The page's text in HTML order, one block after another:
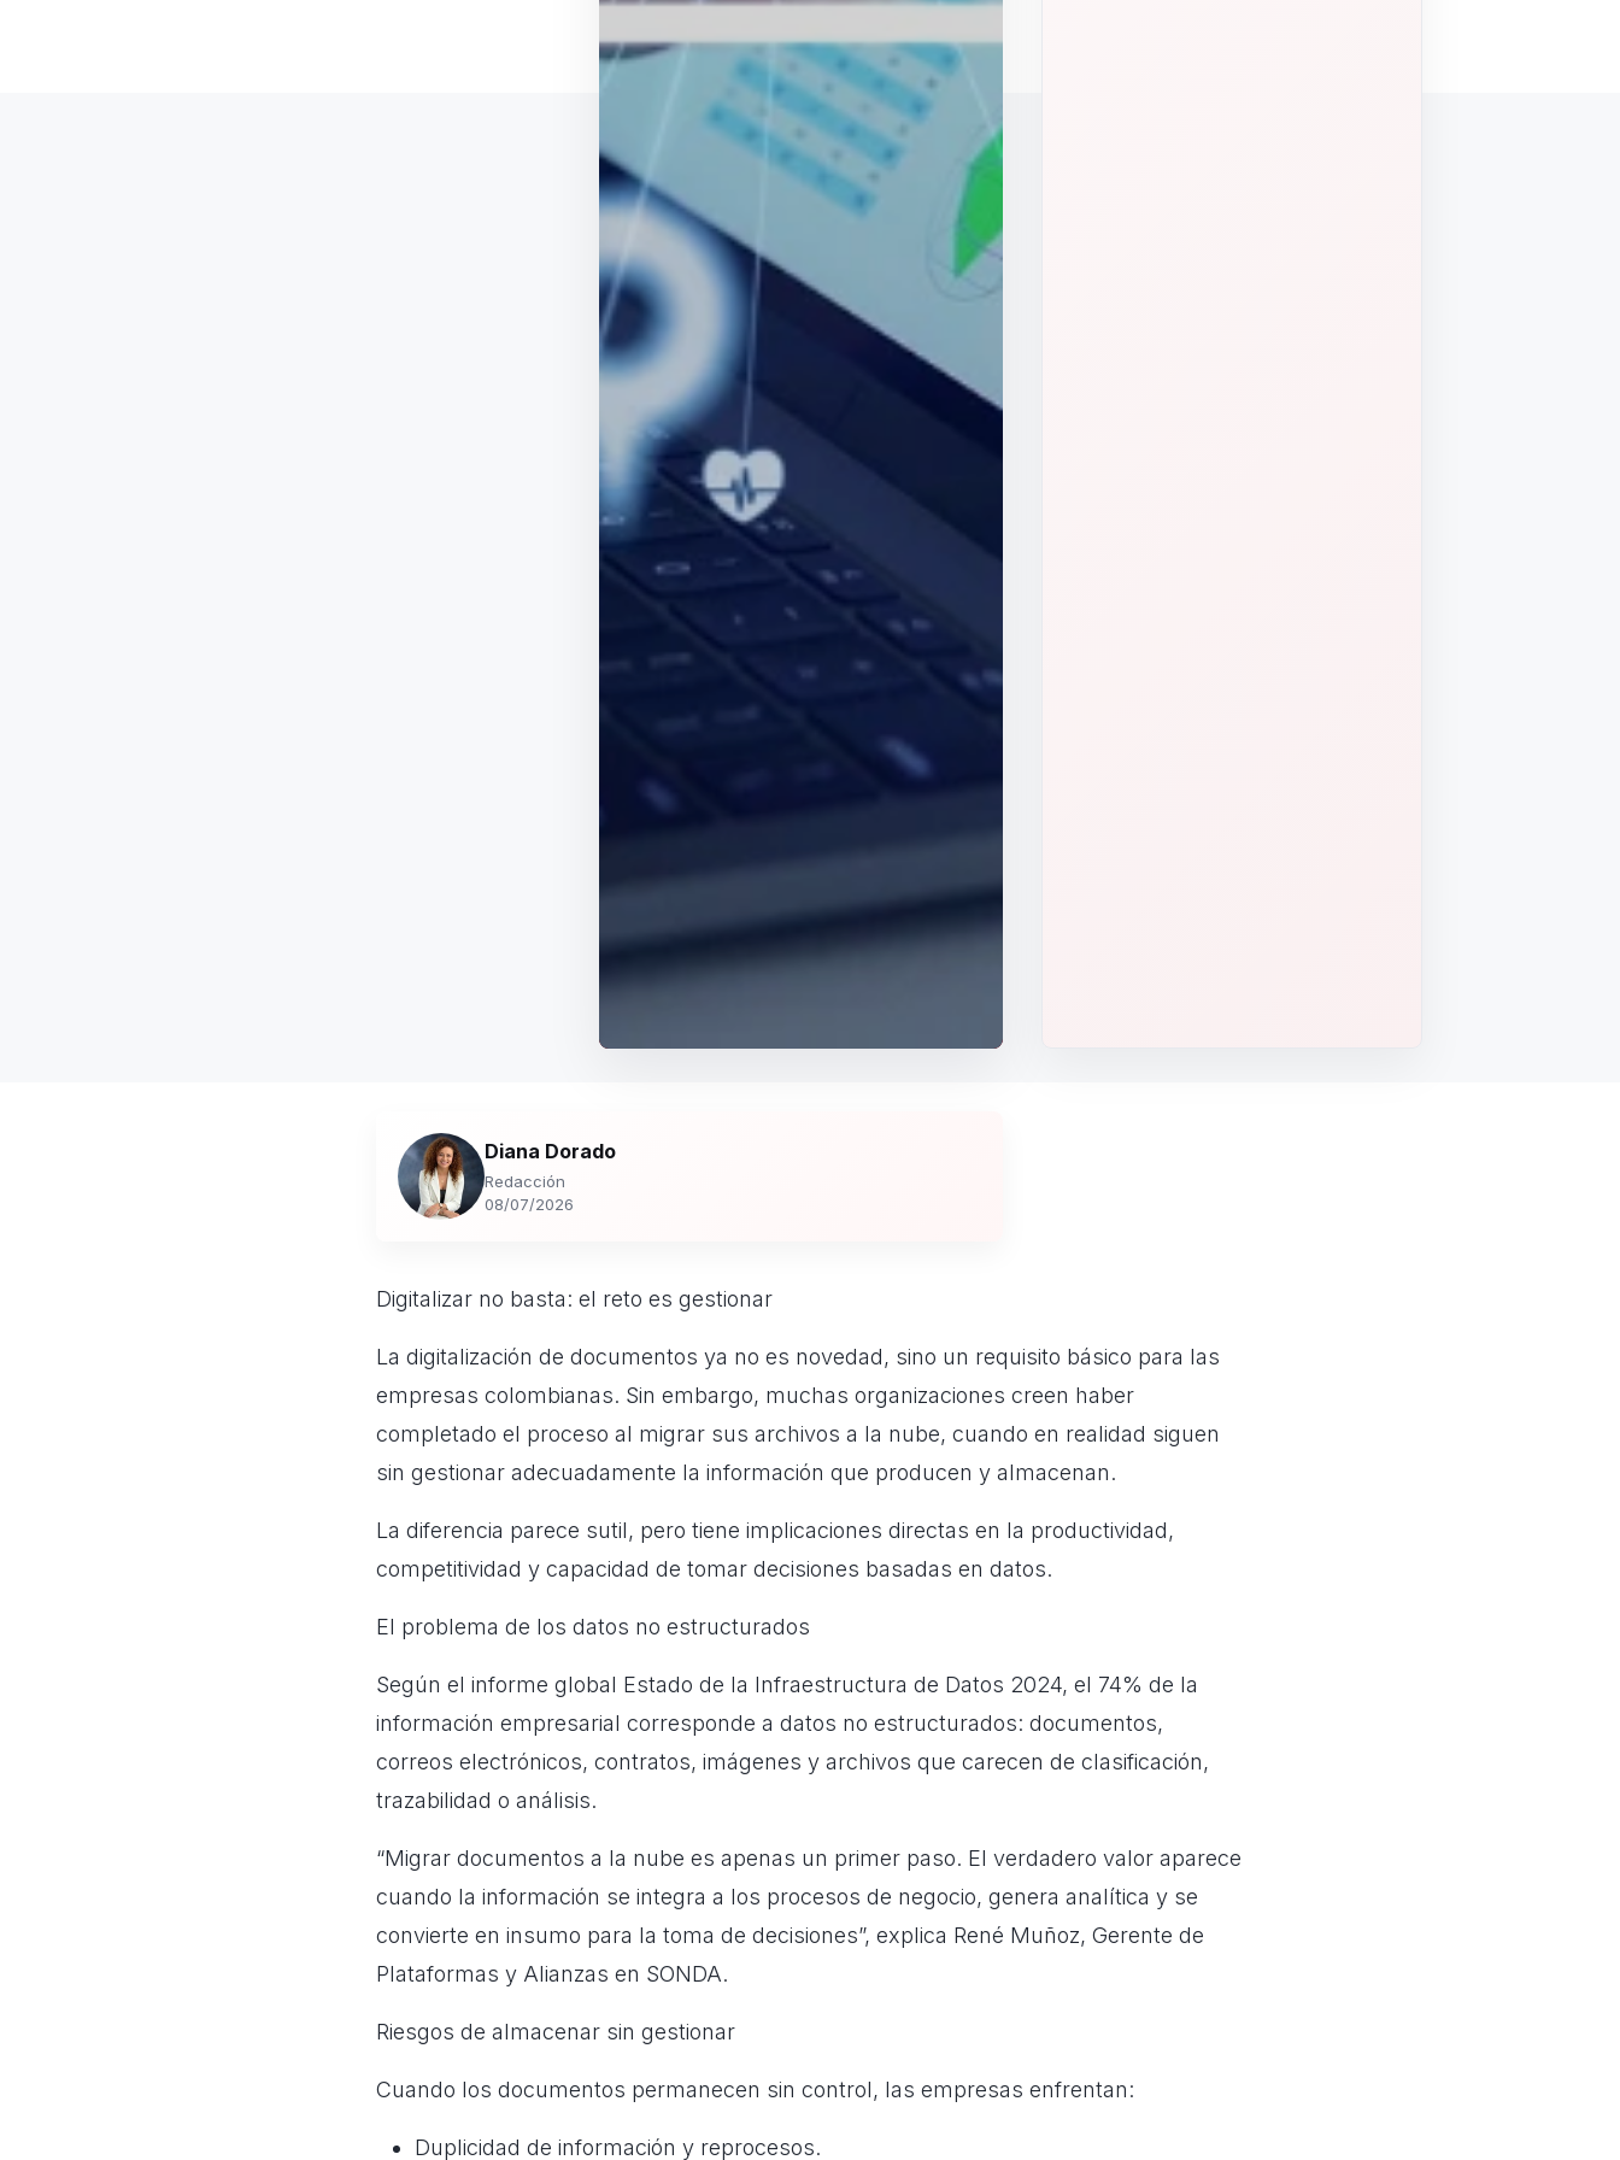
Diana Dorado
Redacción
08/07/2026
Digitalizar no basta: el reto es gestionar
La digitalización de documentos ya no es novedad, sino un requisito básico para las
empresas colombianas. Sin embargo, muchas organizaciones creen haber
completado el proceso al migrar sus archivos a la nube, cuando en realidad siguen
sin gestionar adecuadamente la información que producen y almacenan.
La diferencia parece sutil, pero tiene implicaciones directas en la productividad,
competitividad y capacidad de tomar decisiones basadas en datos.
El problema de los datos no estructurados
Según el informe global Estado de la Infraestructura de Datos 2024, el 74% de la
información empresarial corresponde a datos no estructurados: documentos,
correos electrónicos, contratos, imágenes y archivos que carecen de clasificación,
trazabilidad o análisis.
“Migrar documentos a la nube es apenas un primer paso. El verdadero valor aparece
cuando la información se integra a los procesos de negocio, genera analítica y se
convierte en insumo para la toma de decisiones”, explica René Muñoz, Gerente de
Plataformas y Alianzas en SONDA.
Riesgos de almacenar sin gestionar
Cuando los documentos permanecen sin control, las empresas enfrentan:
Duplicidad de información y reprocesos.